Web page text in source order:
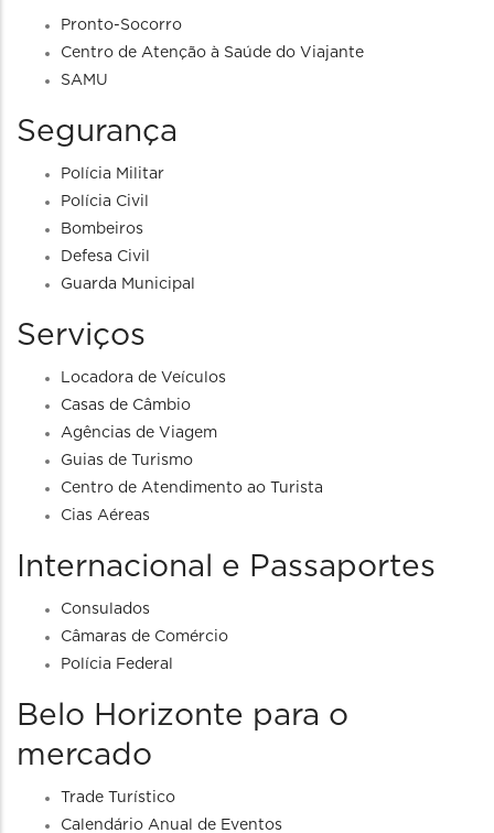
Pronto-Socorro
Centro de Atenção à Saúde do Viajante
SAMU
Segurança
Polícia Militar
Polícia Civil
Bombeiros
Defesa Civil
Guarda Municipal
Serviços
Locadora de Veículos
Casas de Câmbio
Agências de Viagem
Guias de Turismo
Centro de Atendimento ao Turista
Cias Aéreas
Internacional e Passaportes
Consulados
Câmaras de Comércio
Polícia Federal
Belo Horizonte para o
mercado
Trade Turístico
Calendário Anual de Eventos